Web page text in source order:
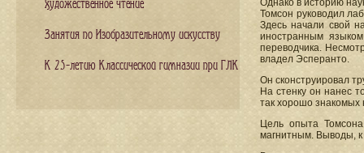
Однако в историю
Томсон руководил
Здесь начали свой
иностранным
переводчика.
владел Эсперанто.
Он сконструировал
На стенку он нанес
так хорошо знакомых
Цель опыта
магнитным. Выводы,
художественное чтение
Занятия по Изобразительному искусству
К 25-летию Классической гимназии при ГЛК